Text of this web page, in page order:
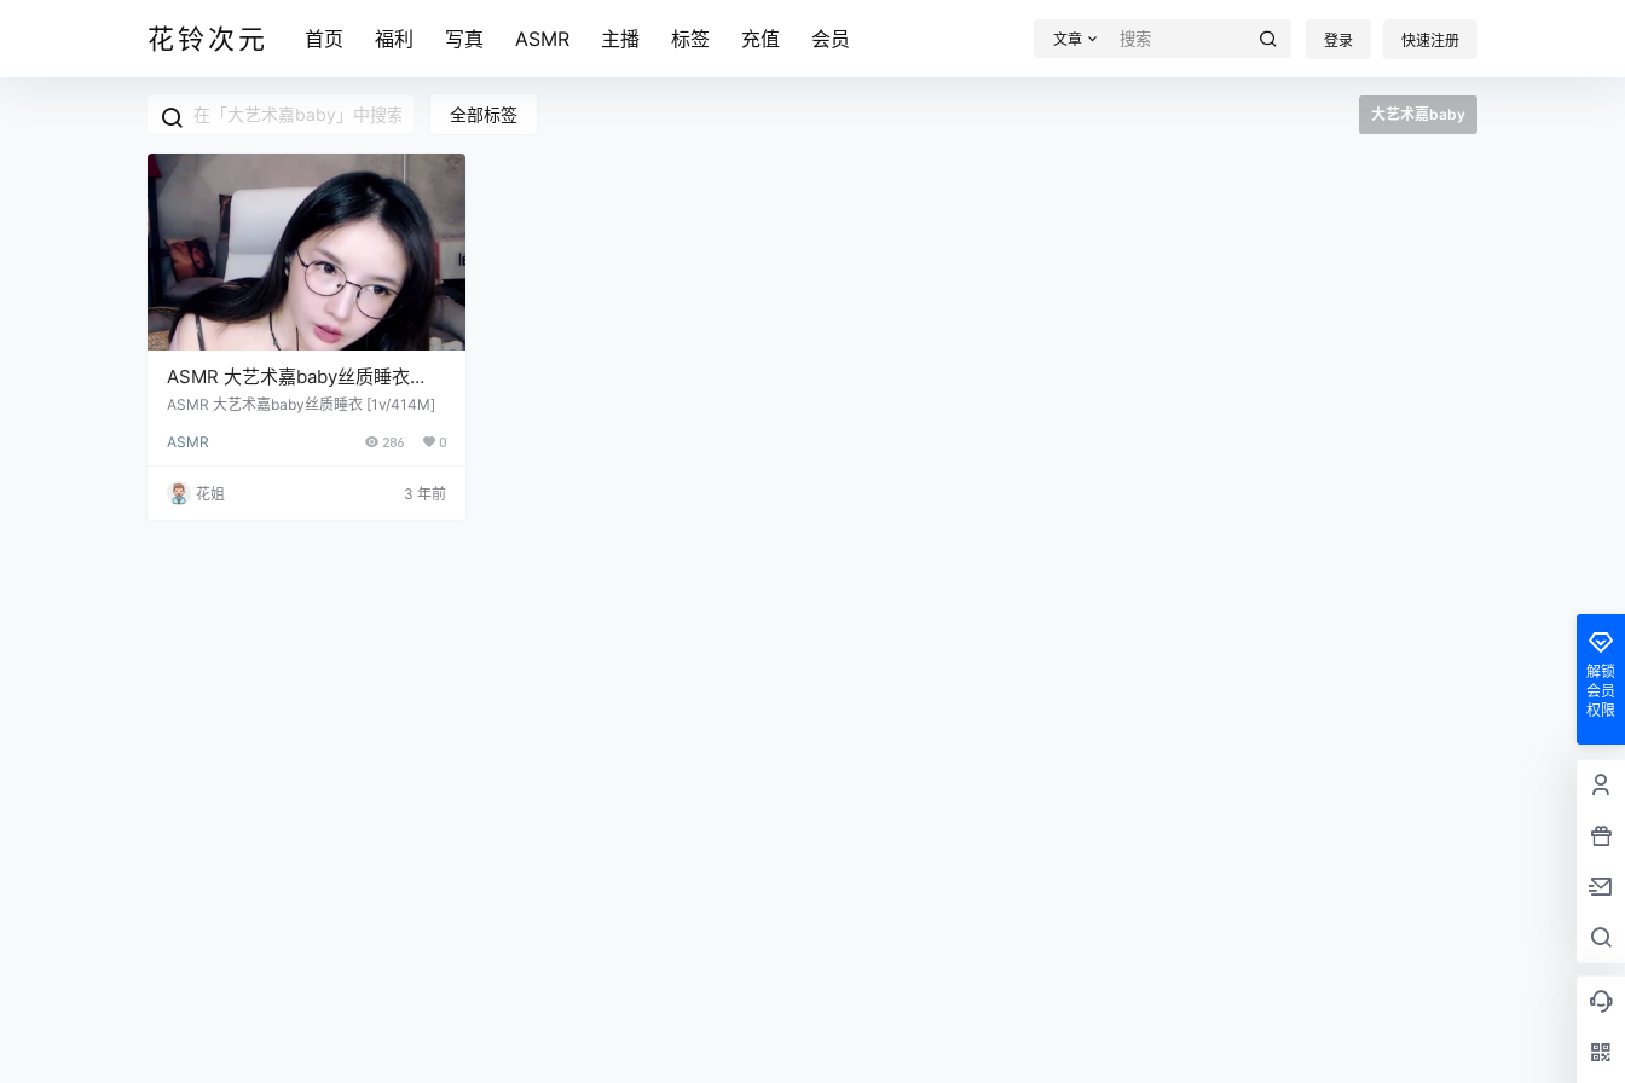
花铃次元 首页 福利 写真 ASMR 主播 标签 充值 会员 文章 登录 快速注册
全部标签 大艺术嘉baby
ASMR 大艺术嘉baby丝质睡衣
[1v/414M]
ASMR 大艺术嘉baby丝质睡衣 [1v/414M]
ASMR 286 0
花姐 3 年前
解锁
会员
权限